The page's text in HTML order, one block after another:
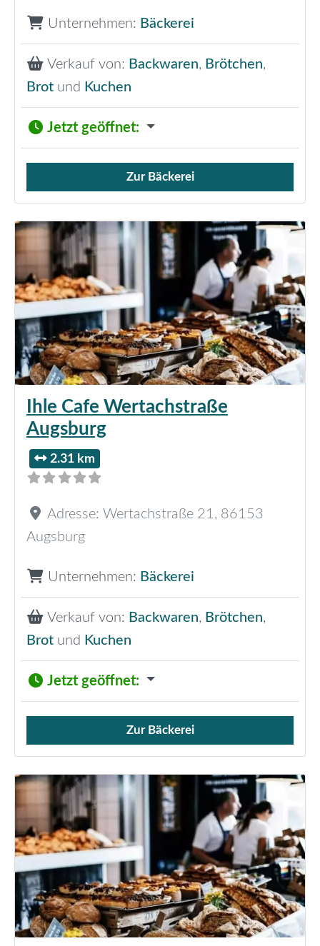
Unternehmen: Bäckerei
Verkauf von: Backwaren, Brötchen,
Brot und Kuchen
Jetzt geöffnet:
Verkauf von Brötchen,
Zur Bäckerei
Ihle Cafe Wertachstraße
Augsburg
2.31 km
Adresse: Wertachstraße 21 , 86153
Augsburg
Unternehmen: Bäckerei
Verkauf von: Backwaren, Brötchen,
Brot und Kuchen
Jetzt geöffnet:
Verkauf von Brötchen,
Zur Bäckerei